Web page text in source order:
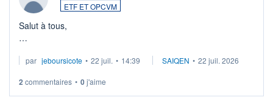
ETF ET OPCVM
Salut à tous,
via un ETF plutôt que des actions individuelles.
Idéalement, je voudrais qu'il soit éligible au PEA.
par jeboursicote • 22 juil. • 14:39 SAIQEN • 22 juil. 2026
2 commentaires • 0j'aime